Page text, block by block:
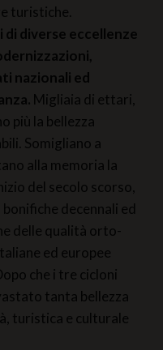
turistiche.
diverse eccellenze
nazionali ed
Migliaia di ettari,
più la bellezza
Somigliano a
alla memoria la
del secolo scorso,
decennali ed
delle qualità orto-
ed europee
che i tre cicloni
tanta bellezza
turistica e culturale